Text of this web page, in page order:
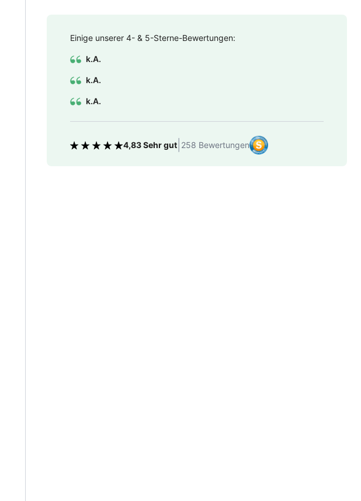
Einige unserer 4- & 5-Sterne-Bewertungen:
k.A.
k.A.
k.A.
Bewertung 4.83 von 5 Sternen
4,83 Sehr gut 258 Bewertungen